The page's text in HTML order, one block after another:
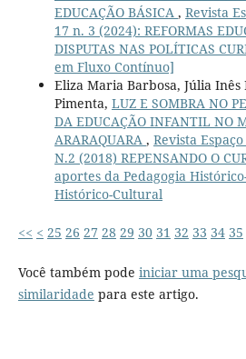
EDUCAÇÃO BÁSICA , Revista
17 n. 3 (2024): REFORMAS
DISPUTAS NAS POLÍTICAS
em Fluxo Contínuo]
Eliza Maria Barbosa, Júlia
Pimenta, LUZ E SOMBRA NO
DA EDUCAÇÃO INFANTIL NO
ARARAQUARA , Revista
N.2 (2018) REPENSANDO O
aportes da Pedagogia
Histórico-Cultural
<< < 25 26 27 28 29 30 31 32 33 34 35
Você também pode iniciar uma
similaridade para este artigo.